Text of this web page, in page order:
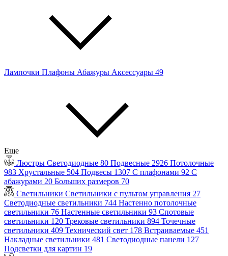
Лампочки Плафоны Абажуры Аксессуары 49
Еще
Люстры Светодиодные 80 Подвесные 2926 Потолочные
983 Хрустальные 504 Подвесы 1307 С плафонами 92 С
абажурами 20 Больших размеров 70
Светильники Светильники с пультом управления 27
Светодиодные светильники 744 Настенно потолочные
светильники 76 Настенные светильники 93 Спотовые
светильники 120 Трековые светильники 894 Точечные
светильники 409 Технический свет 178 Встраиваемые 451
Накладные светильники 481 Светодиодные панели 127
Подсветки для картин 19